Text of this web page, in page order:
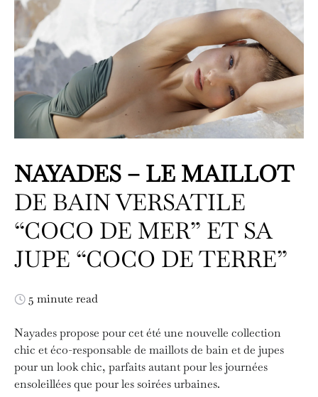
NAYADES – LE MAILLOT
DE BAIN VERSATILE
“COCO DE MER” ET SA
JUPE “COCO DE TERRE”
5 minute read
Nayades propose pour cet été une nouvelle collection
chic et éco-responsable de maillots de bain et de jupes
pour un look chic, parfaits autant pour les journées
ensoleillées que pour les soirées urbaines.